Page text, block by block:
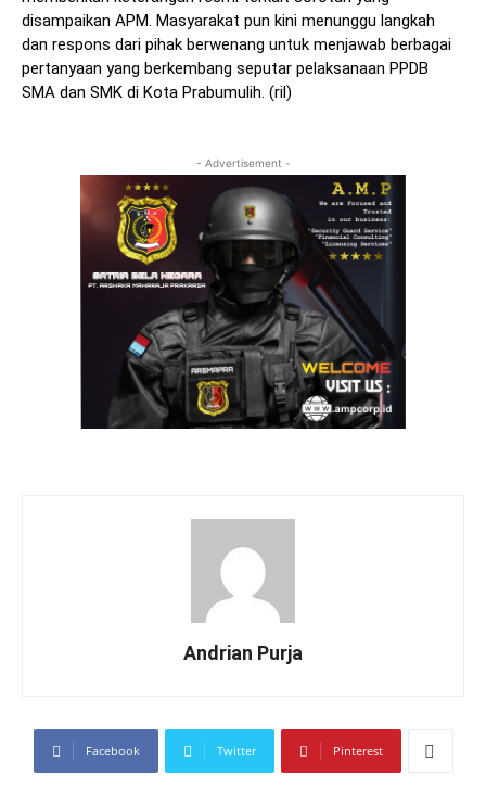
disampaikan APM. Masyarakat pun kini menunggu langkah
dan respons dari pihak berwenang untuk menjawab berbagai
pertanyaan yang berkembang seputar pelaksanaan PPDB
SMA dan SMK di Kota Prabumulih. (ril)
- Advertisement -
Andrian Purja
Facebook Twitter Pinterest